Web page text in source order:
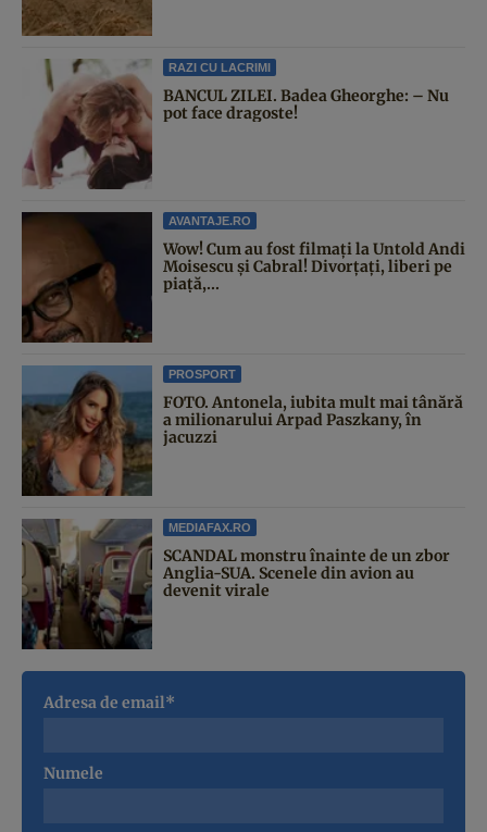
RAZI CU LACRIMI
BANCUL ZILEI. Badea Gheorghe: – Nu
pot face dragoste!
AVANTAJE.RO
Wow! Cum au fost filmați la Untold Andi
Moisescu și Cabral! Divorțați, liberi pe
piață,...
PROSPORT
FOTO. Antonela, iubita mult mai tânără
a milionarului Arpad Paszkany, în
jacuzzi
MEDIAFAX.RO
SCANDAL monstru înainte de un zbor
Anglia-SUA. Scenele din avion au
devenit virale
Adresa de email*
Numele